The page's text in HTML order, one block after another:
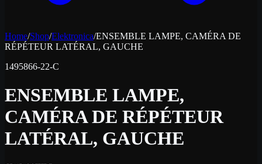
Home/Shop/Elektronica/ENSEMBLE LAMPE, CAMÉRA DE
RÉPÉTEUR LATÉRAL, GAUCHE
1495866-22-C
ENSEMBLE LAMPE,
CAMÉRA DE RÉPÉTEUR
LATÉRAL, GAUCHE